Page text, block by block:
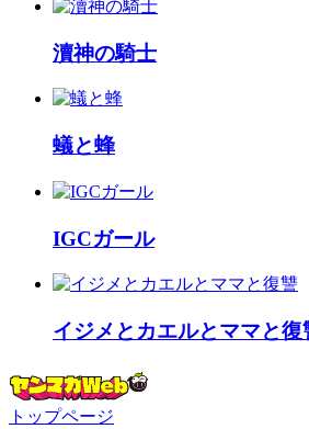
瀆神の騎士
蟻と蜂
IGCガール
イジメとカエルとママと復
トップページ